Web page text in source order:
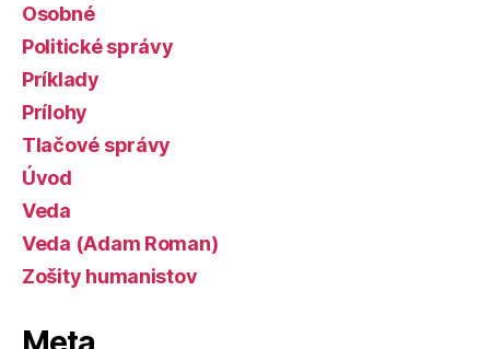
Osobné
Politické správy
Príklady
Prílohy
Tlačové správy
Úvod
Veda
Veda (Adam Roman)
Zošity humanistov